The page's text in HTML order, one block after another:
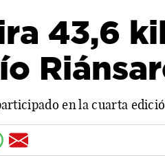
43,6
en la cuarta